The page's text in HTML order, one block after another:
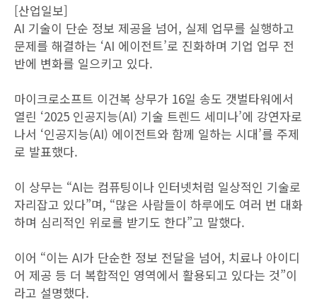
[산업일보]
AI 기술이 단순 정보 제공을 넘어, 실제 업무를 실행하고
문제를 해결하는 ‘AI 에이전트’로 진화하며 기업 업무 전
반에 변화를 일으키고 있다.
마이크로소프트 이건복 상무가 16일 송도 갯벌타워에서
열린 ‘2025 인공지능(AI) 기술 트렌드 세미나’에 강연자로
나서 ‘인공지능(AI) 에이전트와 함께 일하는 시대’를 주제
로 발표했다.
이 상무는 “AI는 컴퓨팅이나 인터넷처럼 일상적인 기술로
자리잡고 있다”며, “많은 사람들이 하루에도 여러 번 대화
하며 심리적인 위로를 받기도 한다”고 말했다.
이어 “이는 AI가 단순한 정보 전달을 넘어, 치료나 아이디
어 제공 등 더 복합적인 영역에서 활용되고 있다는 것”이
라고 설명했다.